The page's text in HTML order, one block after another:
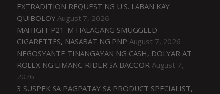
EXTRADITION REQUEST NG U.S. LABAN KAY
QUIBOLOY August 7, 2026
MAHIGIT P21-M HALAGANG SMUGGLED
CIGARETTES, NASABAT NG PNP August 7, 2026
NEGOSYANTE TINANGAYAN NG CASH, DOLYAR AT
ROLEX NG LIMANG RIDER SA BACOOR August 7,
2026
3 SUSPEK SA PAGPATAY SA PRODUCT SPECIALIST,